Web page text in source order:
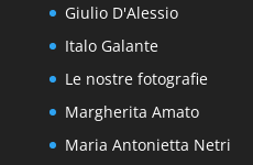
Giulio D'Alessio
Italo Galante
Le nostre fotografie
Margherita Amato
Maria Antonietta Netri